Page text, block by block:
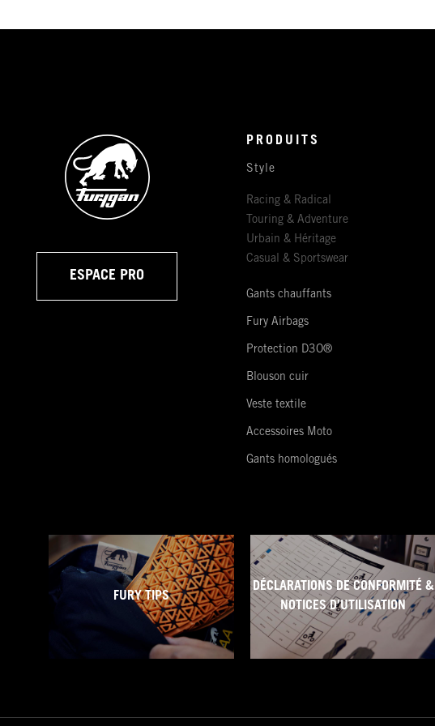
ESPACE PRO
PRODUITS
Style
Racing & Radical
Touring & Adventure
Urbain & Héritage
Casual & Sportswear
Gants chauffants
Fury Airbags
Protection D3O®
Blouson cuir
Veste textile
Accessoires Moto
Gants homologués
FURY TIPS
DÉCLARATIONS DE CONFORMITÉ &
NOTICES D'UTILISATION